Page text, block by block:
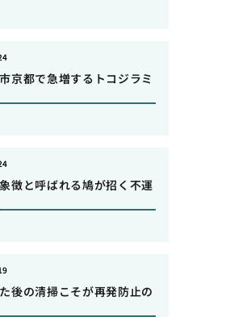
京都で急増するトコジラミ
徴と呼ばれる鳩が招く不運
後の清掃こそが再発防止の